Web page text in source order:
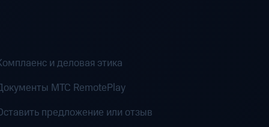
и деловая этика
MTC RemotePlay
предложение или отзыв